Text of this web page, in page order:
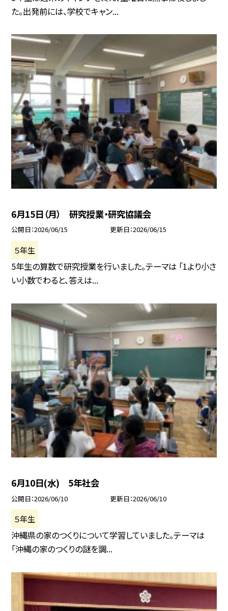
た。出発前には、学校でキャン...
6月15日（月） 研究授業・研究協議会
公開日 2026/06/15 更新日 2026/06/15
５年生
5年生の算数で研究授業を行いました。テーマは 「1より小さ
い小数でわると、答えは...
6月10日(水) 5年社会
公開日 2026/06/10 更新日 2026/06/10
５年生
沖縄県の家のつくりについて学習していました。テーマは
「沖縄の家のつくりの謎を調...